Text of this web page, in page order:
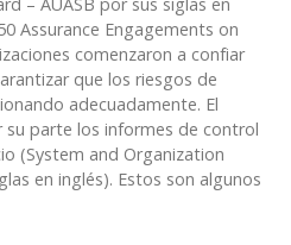
Assurance Engagements on
comenzaron a confiar
que los riesgos de
adecuadamente. El
su parte los informes de control
(System and Organization
en inglés). Estos son algunos